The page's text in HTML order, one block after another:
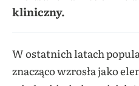
kliniczny.
W ostatnich latach
znacząco wzrosła jako